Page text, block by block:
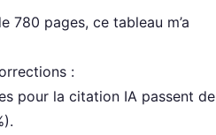
780 pages, ce tableau m’a
:
pour la citation IA passent de